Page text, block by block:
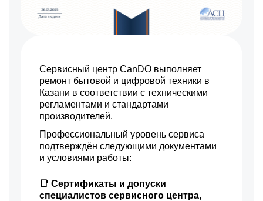
Сервисный центр CanDO выполняет
ремонт бытовой и цифровой техники в
Казани в соответствии с техническими
регламентами и стандартами
производителей.
Профессиональный уровень сервиса
подтверждён следующими документами
и условиями работы:
📑 Сертификаты и допуски
специалистов сервисного центра,